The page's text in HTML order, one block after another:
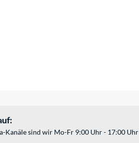
Kanäle sind wir Mo-Fr 9:00 Uhr - 17:00 Uhr